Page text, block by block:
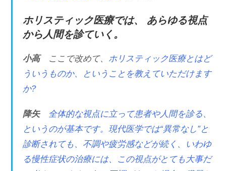
ホリスティック医療では、 あらゆる視点
から人間を診ていく。
小高 ここで改めて、 ホリスティック医療とはど
ういうものか、ということを教えていただけます
か?
降矢 全体的な視点に立って患者や人間を診る、
というのが基本です。現代医学では“異常なし”と
診断されても、不調や疲労感などが続く、いわゆ
る慢性症状の治療には、この視点がとても大事だ